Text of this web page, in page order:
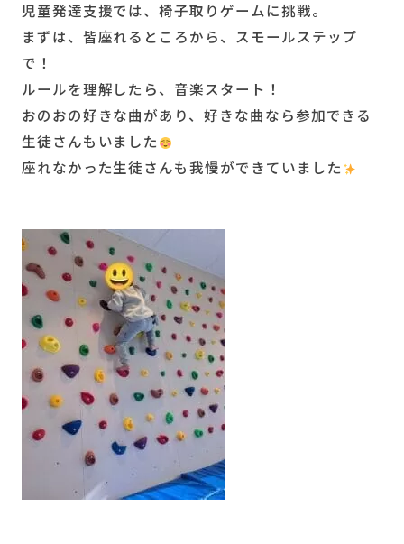
児童発達支援では、椅子取りゲームに挑戦。
まずは、皆座れるところから、スモールステップ
で！
ルールを理解したら、音楽スタート！
おのおの好きな曲があり、好きな曲なら参加できる
生徒さんもいました
座れなかった生徒さんも我慢ができていました